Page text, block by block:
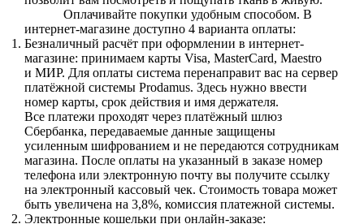
Оплачивайте покупки удобным способом. В
интернет-магазине доступно 4 варианта оплаты:
Безналичный расчёт при оформлении в интернет-
магазине: принимаем карты Visa, MasterCard, Maestro
и МИР. Для оплаты система перенаправит вас на сервер
платёжной системы Prodamus. Здесь нужно ввести
номер карты, срок действия и имя держателя.
Все платежи проходят через платёжный шлюз
Сбербанка, передаваемые данные защищены
усиленным шифрованием и не передаются сотрудникам
магазина. После оплаты на указанный в заказе номер
телефона или электронную почту вы получите ссылку
на электронный кассовый чек. Стоимость товара может
быть увеличена на 3,8%, комиссия платежной системы.
Электронные кошельки при онлайн-заказе: